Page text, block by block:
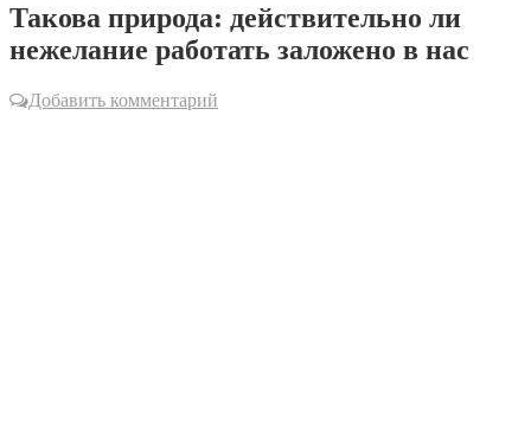
Такова природа: действительно ли
нежелание работать заложено в нас
Добавить комментарий